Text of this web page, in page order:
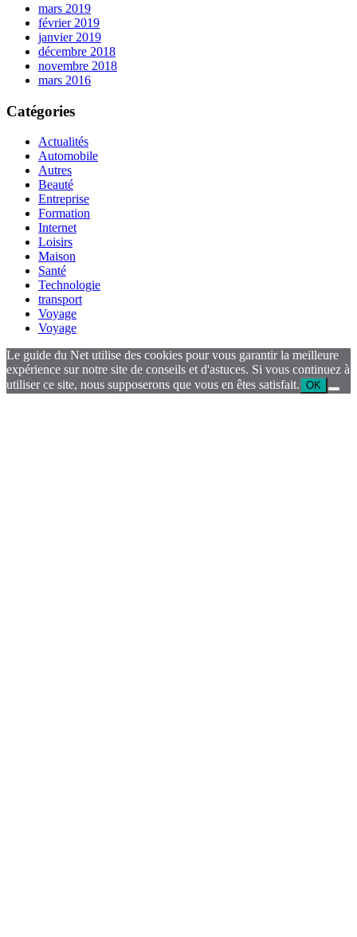
mars 2019
février 2019
janvier 2019
décembre 2018
novembre 2018
mars 2016
Catégories
Actualités
Automobile
Autres
Beauté
Entreprise
Formation
Internet
Loisirs
Maison
Santé
Technologie
transport
Voyage
Voyage
Le guide du Net utilise des cookies pour vous garantir la meilleure
expérience sur notre site de conseils et d'astuces. Si vous continuez à
utiliser ce site, nous supposerons que vous en êtes satisfait. OK